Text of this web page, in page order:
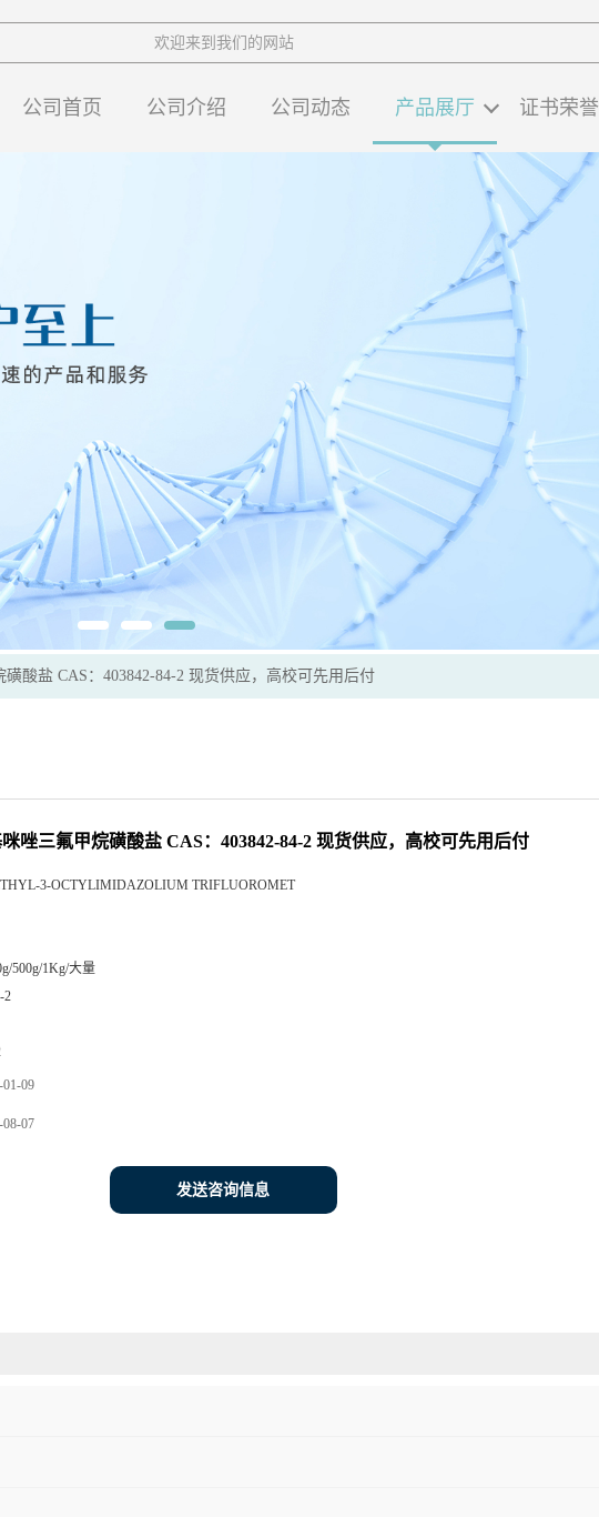
欢迎来到我们的网站
公司首页 公司介绍 公司动态 产品展厅 证书荣誉
酸盐 CAS：403842-84-2 现货供应，高校可先用后付
唑三氟甲烷磺酸盐 CAS：403842-84-2 现货供应，高校可先用后付
3-OCTYLIMIDAZOLIUM TRIFLUOROMET
500g/1Kg/大量
2
01-09
08-07
发送咨询信息